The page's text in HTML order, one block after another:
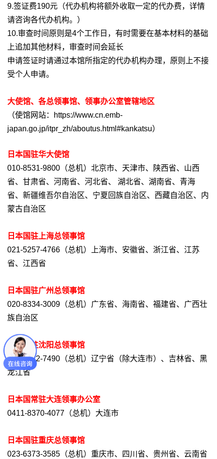
9.签证费190元（代办机构将额外收取一定的代办费，详情
请咨询各代办机构。）
10.审查时间原则是4个工作日，有时需要在基本材料的基础
上追加其他材料，审查时间会延长
申请签证时请通过本馆所指定的代办机构办理，原则上不接
受个人申请。
大使馆、各总领事馆、领事办公室管辖地区
（使馆网站：https://www.cn.emb-
japan.go.jp/itpr_zh/aboutus.html#kankatsu）
日本国驻华大使馆
010-8531-9800（总机）北京市、天津市、陕西省、山西
省、甘肃省、河南省、河北省、 湖北省、湖南省、青海
省、新疆维吾尔自治区、宁夏回族自治区、西藏自治区、内
蒙古自治区
日本国驻上海总领事馆
021-5257-4766（总机）上海市、安徽省、浙江省、江苏
省、江西省
日本国驻广州总领事馆
020-8334-3009（总机）广东省、海南省、福建省、广西壮
族自治区
日本国驻沈阳总领事馆
024-2322-7490（总机）辽宁省（除大连市）、吉林省、黑
龙江省
日本国常驻大连领事办公室
0411-8370-4077（总机）大连市
日本国驻重庆总领事馆
023-6373-3585（总机）重庆市、四川省、贵州省、云南省